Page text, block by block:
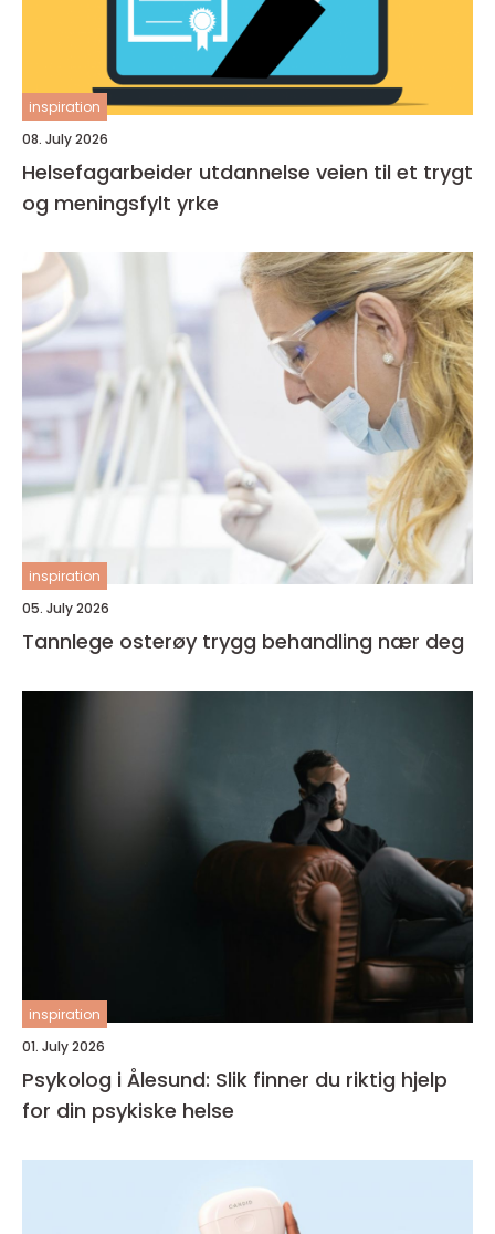
inspiration
08. July 2026
Helsefagarbeider utdannelse veien til et trygt
og meningsfylt yrke
inspiration
05. July 2026
Tannlege osterøy trygg behandling nær deg
inspiration
01. July 2026
Psykolog i Ålesund: Slik finner du riktig hjelp
for din psykiske helse